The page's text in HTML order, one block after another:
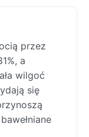
przez
a
wilgoć
się